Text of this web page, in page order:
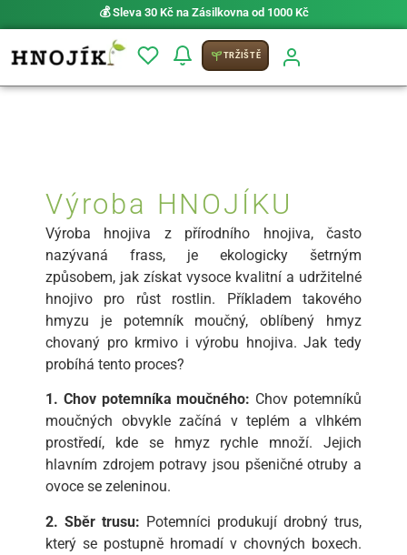
💰 Sleva 30 Kč na Zásilkovna od 1000 Kč
TRŽIŠTĚ
Výroba HNOJÍKU
Výroba hnojiva z přírodního hnojiva, často
nazývaná frass, je ekologicky šetrným
způsobem, jak získat vysoce kvalitní a udržitelné
hnojivo pro růst rostlin. Příkladem takového
hmyzu je potemník moučný, oblíbený hmyz
chovaný pro krmivo i výrobu hnojiva. Jak tedy
probíhá tento proces?
1. Chov potemníka moučného: Chov potemníků
moučných obvykle začíná v teplém a vlhkém
prostředí, kde se hmyz rychle množí. Jejich
hlavním zdrojem potravy jsou pšeničné otruby a
ovoce se zeleninou.
2. Sběr trusu: Potemníci produkují drobný trus,
který se postupně hromadí v chovných boxech.